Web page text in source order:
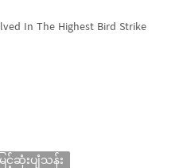
In The Highest Bird Strike
င့်ဆုံးပျံသန်း